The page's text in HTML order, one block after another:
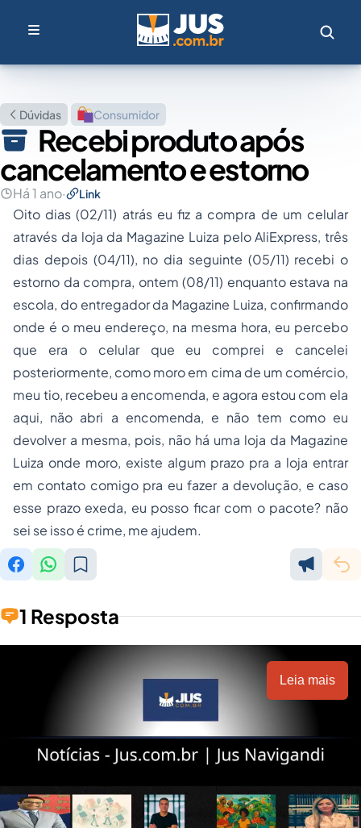
Dúvidas Consumidor
Recebi produto após
cancelamento e estorno
Há 1 ano· Link
Oito dias (02/11) atrás eu fiz a compra de um celular
através da loja da Magazine Luiza pelo AliExpress, três
dias depois (04/11), no dia seguinte (05/11) recebi o
estorno da compra, ontem (08/11) enquanto estava na
escola, do entregador da Magazine Luiza, confirmando
onde é o meu endereço, na mesma hora, eu percebo
que era o celular que eu comprei e cancelei
posteriormente, como moro em cima de um comércio,
meu tio, recebeu a encomenda, e agora estou com ela
aqui, não abri a encomenda, e não tem como eu
devolver a mesma, pois, não há uma loja da Magazine
Luiza onde moro, existe algum prazo pra a loja entrar
em contato comigo pra eu fazer a devolução, e caso
esse prazo exeda, eu posso ficar com o pacote? não
sei se isso é crime, me ajudem.
1 Resposta
Leia mais